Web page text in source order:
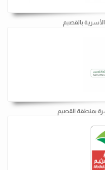
بالقصيم
بمنطقة القصيم